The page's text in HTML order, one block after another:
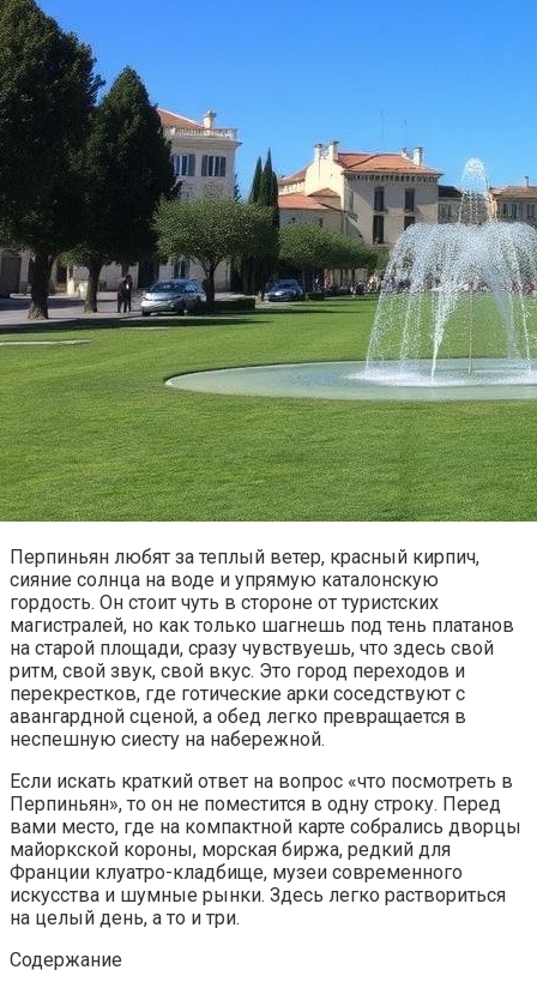
Перпиньян любят за теплый ветер, красный кирпич,
сияние солнца на воде и упрямую каталонскую
гордость. Он стоит чуть в стороне от туристских
магистралей, но как только шагнешь под тень платанов
на старой площади, сразу чувствуешь, что здесь свой
ритм, свой звук, свой вкус. Это город переходов и
перекрестков, где готические арки соседствуют с
авангардной сценой, а обед легко превращается в
неспешную сиесту на набережной.
Если искать краткий ответ на вопрос «что посмотреть в
Перпиньян», то он не поместится в одну строку. Перед
вами место, где на компактной карте собрались дворцы
майоркской короны, морская биржа, редкий для
Франции клуатро-кладбище, музеи современного
искусства и шумные рынки. Здесь легко раствориться
на целый день, а то и три.
Содержание